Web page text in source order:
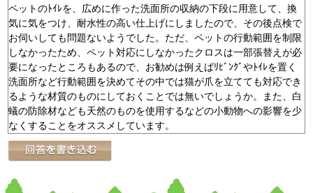
ペットのﾄｲﾚを、広めに作った洗面所の収納の下段に用意して、換
気に気をつけ、耐水性の高い仕上げにしましたので、その後点検で
お伺いしても問題ないようでした。ただ、ペットの行動範囲を制限
しなかったため、ペット対応にしなかったクロスは一部張替えが必
要になったところもあるので、お勧めは例えばﾘﾋﾞﾝｸﾞやﾄｲﾚを置く
洗面所など行動範囲を決めてその中では猫が爪を立てても対応でき
るような材質のものにしておくことでは無いでしょうか。また、白
蟻の防除材なども天然のものを使用するなどの小動物への影響を少
なくすることをオススメしています。